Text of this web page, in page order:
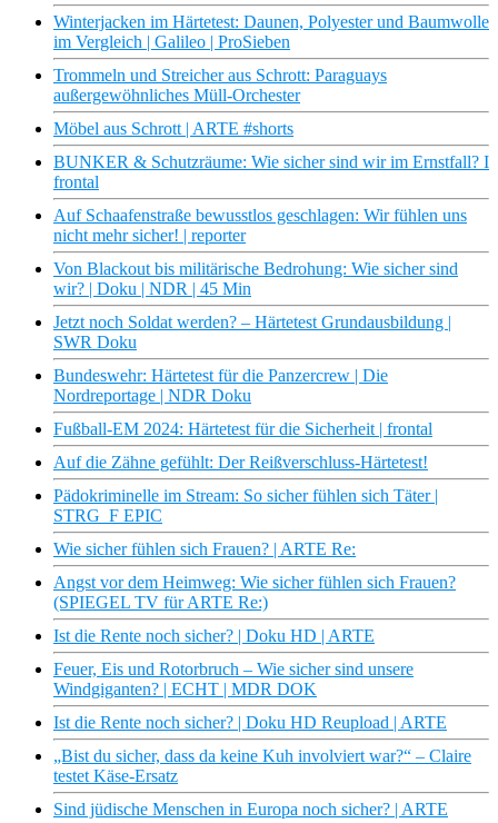
Winterjacken im Härtetest: Daunen, Polyester und Baumwolle
im Vergleich | Galileo | ProSieben
Trommeln und Streicher aus Schrott: Paraguays
außergewöhnliches Müll-Orchester
Möbel aus Schrott | ARTE #shorts
BUNKER & Schutzräume: Wie sicher sind wir im Ernstfall? I
frontal
Auf Schaafenstraße bewusstlos geschlagen: Wir fühlen uns
nicht mehr sicher! | reporter
Von Blackout bis militärische Bedrohung: Wie sicher sind
wir? | Doku | NDR | 45 Min
Jetzt noch Soldat werden? – Härtetest Grundausbildung |
SWR Doku
Bundeswehr: Härtetest für die Panzercrew | Die
Nordreportage | NDR Doku
Fußball-EM 2024: Härtetest für die Sicherheit | frontal
Auf die Zähne gefühlt: Der Reißverschluss-Härtetest!
Pädokriminelle im Stream: So sicher fühlen sich Täter |
STRG_F EPIC
Wie sicher fühlen sich Frauen? | ARTE Re:
Angst vor dem Heimweg: Wie sicher fühlen sich Frauen?
(SPIEGEL TV für ARTE Re:)
Ist die Rente noch sicher? | Doku HD | ARTE
Feuer, Eis und Rotorbruch – Wie sicher sind unsere
Windgiganten? | ECHT | MDR DOK
Ist die Rente noch sicher? | Doku HD Reupload | ARTE
„Bist du sicher, dass da keine Kuh involviert war?“ – Claire
testet Käse-Ersatz
Sind jüdische Menschen in Europa noch sicher? | ARTE